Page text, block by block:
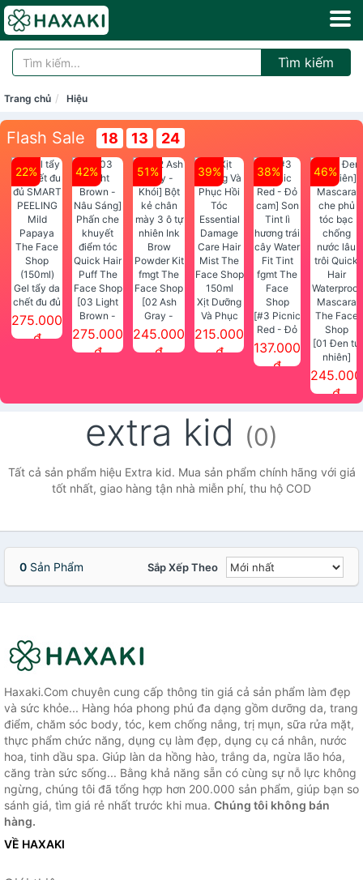
Tìm kiếm
Trang chủ Hiệu
Flash Sale 18 13 24
22%
Gel tẩy da
chết đu đủ
SMART
PEELING
275.000
đ
42%
[03 Light
Brown -
Nâu Sáng]
Phấn che
275.000
đ
51%
[02 Ash
Gray -
Khói] Bột
kẻ chân
Face Shop
245.000
đ
39%
Xịt Dưỡng
Và Phục
Hồi Tóc
Essential
215.000
đ
38%
[#3 Picnic
Red - Đỏ
cam] Son
Face
Shop
137.000
đ
46%
[01 Đen tự
nhiên]
Mascara
che phủ
Waterproof
Mascara
245.000
đ
extra kid (0)
Tất cả sản phẩm hiệu Extra kid. Mua sản phẩm chính hãng với giá
tốt nhất, giao hàng tận nhà miễn phí, thu hộ COD
0 Sản Phẩm Sắp Xếp Theo
Haxaki.Com chuyên cung cấp thông tin giá cả sản phẩm làm đẹp
và sức khỏe... Hàng hóa phong phú đa dạng gồm dưỡng da, trang
điểm, chăm sóc body, tóc, kem chống nắng, trị mụn, sữa rửa mặt,
thực phẩm chức năng, dụng cụ làm đẹp, dụng cụ cá nhân, nước
hoa, tinh dầu spa. Giúp làn da hồng hào, trắng da, ngừa lão hóa,
căng tràn sức sống... Bằng khả năng sẵn có cùng sự nỗ lực không
ngừng, chúng tôi đã tổng hợp hơn 200.000 sản phẩm, giúp bạn so
sánh giá, tìm giá rẻ nhất trước khi mua. Chúng tôi không bán
hàng.
VỀ HAXAKI